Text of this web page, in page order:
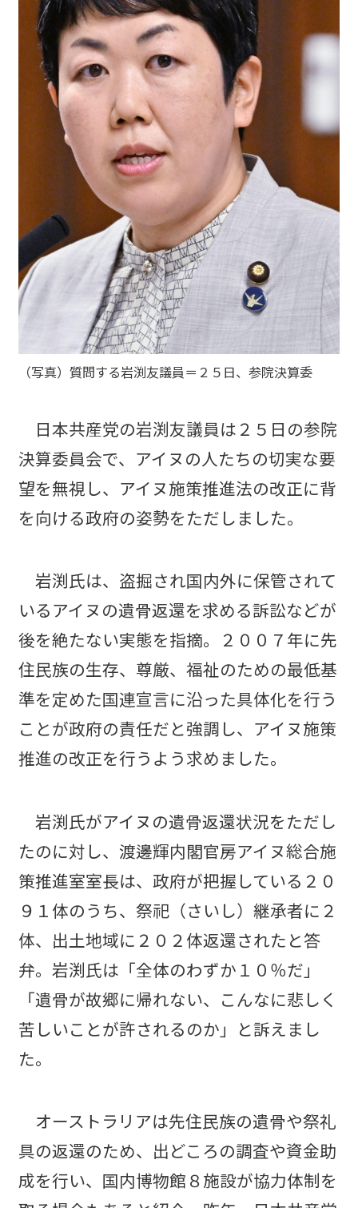
（写真）質問する岩渕友議員＝２５日、参院決算委
日本共産党の岩渕友議員は２５日の参院
決算委員会で、アイヌの人たちの切実な要
望を無視し、アイヌ施策推進法の改正に背
を向ける政府の姿勢をただしました。
岩渕氏は、盗掘され国内外に保管されて
いるアイヌの遺骨返還を求める訴訟などが
後を絶たない実態を指摘。２００７年に先
住民族の生存、尊厳、福祉のための最低基
準を定めた国連宣言に沿った具体化を行う
ことが政府の責任だと強調し、アイヌ施策
推進の改正を行うよう求めました。
岩渕氏がアイヌの遺骨返還状況をただし
たのに対し、渡邊輝内閣官房アイヌ総合施
策推進室室長は、政府が把握している２０
９１体のうち、祭祀（さいし）継承者に２
体、出土地域に２０２体返還されたと答
弁。岩渕氏は「全体のわずか１０％だ」
「遺骨が故郷に帰れない、こんなに悲しく
苦しいことが許されるのか」と訴えまし
た。
オーストラリアは先住民族の遺骨や祭礼
具の返還のため、出どころの調査や資金助
成を行い、国内博物館８施設が協力体制を